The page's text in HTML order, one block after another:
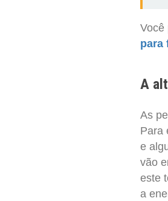
Você
para
A
As
Para
e
vão
este
a